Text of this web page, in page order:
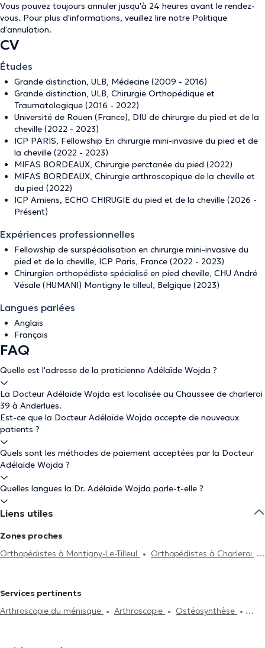
Vous pouvez toujours annuler jusqu'à 24 heures avant le rendez-
vous. Pour plus d'informations, veuillez lire notre Politique
d'annulation.
CV
Études
Grande distinction, ULB, Médecine (2009 - 2016)
Grande distinction, ULB, Chirurgie Orthopédique et
Traumatologique (2016 - 2022)
Université de Rouen (France), DIU de chirurgie du pied et de la
cheville (2022 - 2023)
ICP PARIS, Fellowship En chirurgie mini-invasive du pied et de
la cheville (2022 - 2023)
MIFAS BORDEAUX, Chirurgie perctanée du pied (2022)
MIFAS BORDEAUX, Chirurgie arthroscopique de la cheville et
du pied (2022)
ICP Amiens, ECHO CHIRUGIE du pied et de la cheville (2026 -
Présent)
Expériences professionnelles
Fellowship de surspécialisation en chirurgie mini-invasive du
pied et de la cheville, ICP Paris, France (2022 - 2023)
Chirurgien orthopédiste spécialisé en pied cheville, CHU André
Vésale (HUMANI) Montigny le tilleul, Belgique (2023)
Langues parlées
Anglais
Français
FAQ
Quelle est l'adresse de la praticienne Adélaïde Wojda ?
La Docteur Adélaïde Wojda est localisée au Chaussee de charleroi
39 à Anderlues.
Est-ce que la Docteur Adélaïde Wojda accepte de nouveaux
patients ?
Quels sont les méthodes de paiement acceptées par la Docteur
Adélaïde Wojda ?
Quelles langues la Dr. Adélaïde Wojda parle-t-elle ?
Liens utiles
Zones proches
Orthopédistes à Montigny-Le-Tilleul
Orthopédistes à Charleroi
Orthopédistes à Le Roeulx
Orthopédistes à Arquennes
Orthopédistes à Havre
Services pertinents
Arthroscopie du ménisque
Arthroscopie
Ostéosynthèse